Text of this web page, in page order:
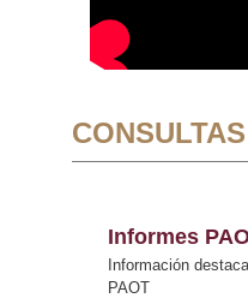
Informes
Información
PAOT